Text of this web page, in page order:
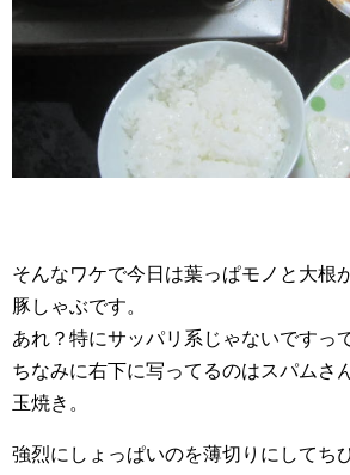
そんなワケで今日は葉っぱモノと大根
豚しゃぶです。
あれ？特にサッパリ系じゃないですっ
ちなみに右下に写ってるのはスパムさ
玉焼き。
強烈にしょっぱいのを薄切りにしてち